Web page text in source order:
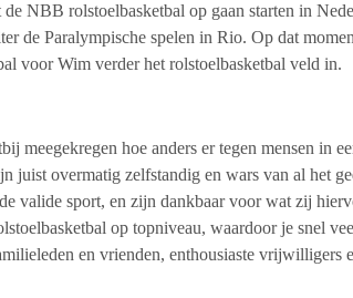
NBB rolstoelbasketbal op gaan starten in
de Paralympische spelen in Rio. Op dat
voor Wim verder het rolstoelbasketbal veld in.
meegekregen hoe anders er tegen mensen in
juist overmatig zelfstandig en wars van al het
valide sport, en zijn dankbaar voor wat zij
op topniveau, waardoor je snel
en vrienden, enthousiaste vrijwilligers